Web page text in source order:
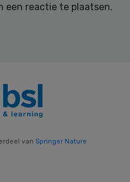
een reactie te plaatsen.
van Springer Nature